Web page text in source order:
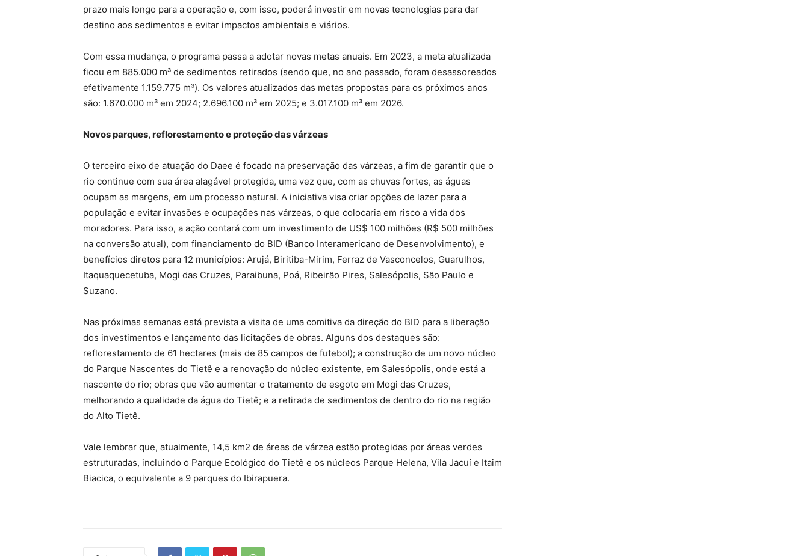
prazo mais longo para a operação e, com isso, poderá investir em novas tecnologias para dar
destino aos sedimentos e evitar impactos ambientais e viários.
Com essa mudança, o programa passa a adotar novas metas anuais. Em 2023, a meta atualizada
ficou em 885.000 m³ de sedimentos retirados (sendo que, no ano passado, foram desassoreados
efetivamente 1.159.775 m³). Os valores atualizados das metas propostas para os próximos anos
são: 1.670.000 m³ em 2024; 2.696.100 m³ em 2025; e 3.017.100 m³ em 2026.
Novos parques, reflorestamento e proteção das várzeas
O terceiro eixo de atuação do Daee é focado na preservação das várzeas, a fim de garantir que o
rio continue com sua área alagável protegida, uma vez que, com as chuvas fortes, as águas
ocupam as margens, em um processo natural. A iniciativa visa criar opções de lazer para a
população e evitar invasões e ocupações nas várzeas, o que colocaria em risco a vida dos
moradores. Para isso, a ação contará com um investimento de US$ 100 milhões (R$ 500 milhões
na conversão atual), com financiamento do BID (Banco Interamericano de Desenvolvimento), e
benefícios diretos para 12 municípios: Arujá, Biritiba-Mirim, Ferraz de Vasconcelos, Guarulhos,
Itaquaquecetuba, Mogi das Cruzes, Paraibuna, Poá, Ribeirão Pires, Salesópolis, São Paulo e
Suzano.
Nas próximas semanas está prevista a visita de uma comitiva da direção do BID para a liberação
dos investimentos e lançamento das licitações de obras. Alguns dos destaques são:
reflorestamento de 61 hectares (mais de 85 campos de futebol); a construção de um novo núcleo
do Parque Nascentes do Tietê e a renovação do núcleo existente, em Salesópolis, onde está a
nascente do rio; obras que vão aumentar o tratamento de esgoto em Mogi das Cruzes,
melhorando a qualidade da água do Tietê; e a retirada de sedimentos de dentro do rio na região
do Alto Tietê.
Vale lembrar que, atualmente, 14,5 km2 de áreas de várzea estão protegidas por áreas verdes
estruturadas, incluindo o Parque Ecológico do Tietê e os núcleos Parque Helena, Vila Jacuí e Itaim
Biacica, o equivalente a 9 parques do Ibirapuera.